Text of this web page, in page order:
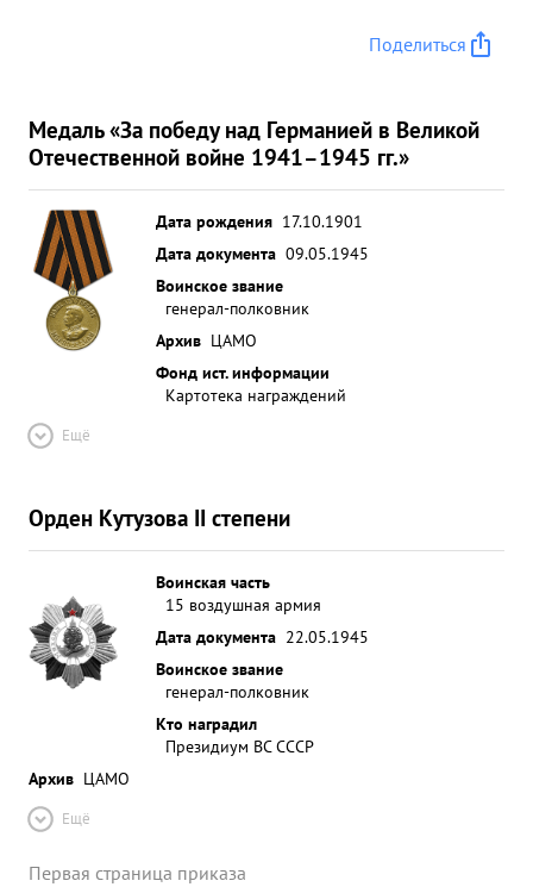
Поделиться
Медаль «За победу над Германией в Великой
Отечественной войне 1941–1945 гг.»
Дата рождения 17.10.1901
Дата документа 09.05.1945
Воинское звание
генерал-полковник
Архив ЦАМО
Фонд ист. информации
Картотека награждений
Ещё
Орден Кутузова II степени
Воинская часть
15 воздушная армия
Дата документа 22.05.1945
Воинское звание
генерал-полковник
Кто наградил
Президиум ВС СССР
Архив ЦАМО
Ещё
Первая страница приказа